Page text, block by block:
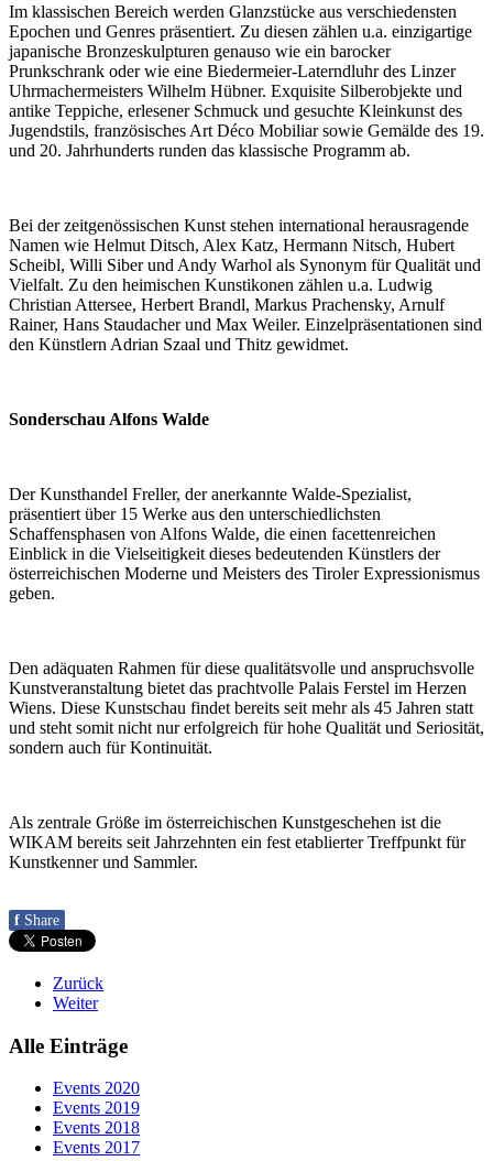
Im klassischen Bereich werden Glanzstücke aus verschiedensten
Epochen und Genres präsentiert. Zu diesen zählen u.a. einzigartige
japanische Bronzeskulpturen genauso wie ein barocker
Prunkschrank oder wie eine Biedermeier-Laterndluhr des Linzer
Uhrmachermeisters Wilhelm Hübner. Exquisite Silberobjekte und
antike Teppiche, erlesener Schmuck und gesuchte Kleinkunst des
Jugendstils, französisches Art Déco Mobiliar sowie Gemälde des 19.
und 20. Jahrhunderts runden das klassische Programm ab.
Bei der zeitgenössischen Kunst stehen international herausragende
Namen wie Helmut Ditsch, Alex Katz, Hermann Nitsch, Hubert
Scheibl, Willi Siber und Andy Warhol als Synonym für Qualität und
Vielfalt. Zu den heimischen Kunstikonen zählen u.a. Ludwig
Christian Attersee, Herbert Brandl, Markus Prachensky, Arnulf
Rainer, Hans Staudacher und Max Weiler. Einzelpräsentationen sind
den Künstlern Adrian Szaal und Thitz gewidmet.
Sonderschau Alfons Walde
Der Kunsthandel Freller, der anerkannte Walde-Spezialist,
präsentiert über 15 Werke aus den unterschiedlichsten
Schaffensphasen von Alfons Walde, die einen facettenreichen
Einblick in die Vielseitigkeit dieses bedeutenden Künstlers der
österreichischen Moderne und Meisters des Tiroler Expressionismus
geben.
Den adäquaten Rahmen für diese qualitätsvolle und anspruchsvolle
Kunstveranstaltung bietet das prachtvolle Palais Ferstel im Herzen
Wiens. Diese Kunstschau findet bereits seit mehr als 45 Jahren statt
und steht somit nicht nur erfolgreich für hohe Qualität und Seriosität,
sondern auch für Kontinuität.
Als zentrale Größe im österreichischen Kunstgeschehen ist die
WIKAM bereits seit Jahrzehnten ein fest etablierter Treffpunkt für
Kunstkenner und Sammler.
f Share
Zurück
Weiter
Alle Einträge
Events 2020
Events 2019
Events 2018
Events 2017